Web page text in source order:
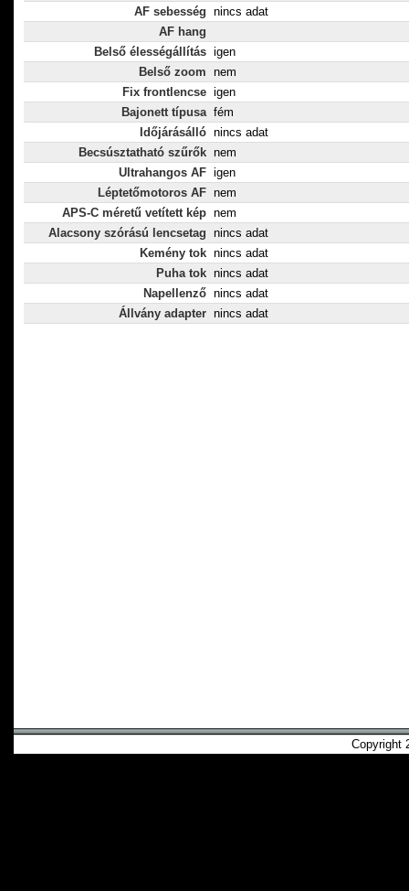
AF sebesség nincs adat
AF hang
Belső élességállítás igen
Belső zoom nem
Fix frontlencse igen
Bajonett típusa fém
Időjárásálló nincs adat
Becsúsztatható szűrők nem
Ultrahangos AF igen
Léptetőmotoros AF nem
APS-C méretű vetített kép nem
Alacsony szórású lencsetag nincs adat
Kemény tok nincs adat
Puha tok nincs adat
Napellenző nincs adat
Állvány adapter nincs adat
Copyright